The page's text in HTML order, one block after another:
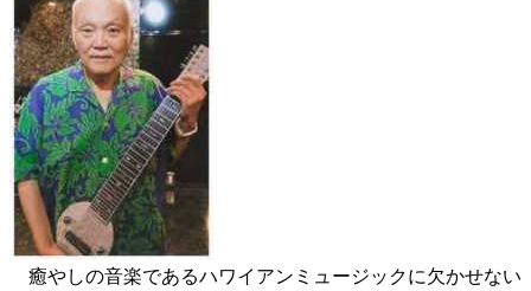
癒やしの音楽であるハワイアンミュージックに欠かせない